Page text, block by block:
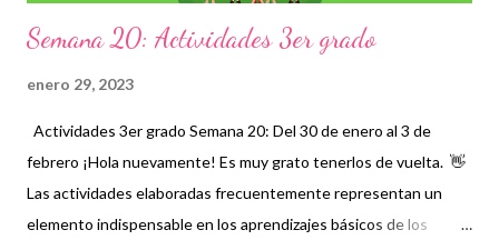
Semana 20: Actividades 3er grado
enero 29, 2023
Actividades 3er grado Semana 20: Del 30 de enero al 3 de
febrero ¡Hola nuevamente! Es muy grato tenerlos de vuelta. 👋
Las actividades elaboradas frecuentemente representan un
elemento indispensable en los aprendizajes básicos de los